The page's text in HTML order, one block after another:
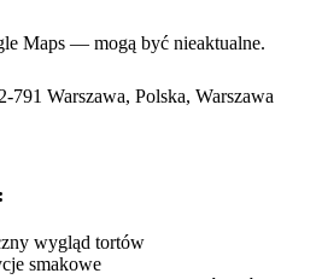
Maps — mogą być nieaktualne.
Warszawa, Polska, Warszawa
wygląd tortów
smakowe